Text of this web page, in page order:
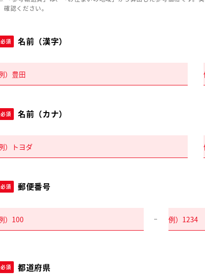
確認ください。
必須 名前（漢字）
必須 名前（カナ）
必須 郵便番号
必須 都道府県